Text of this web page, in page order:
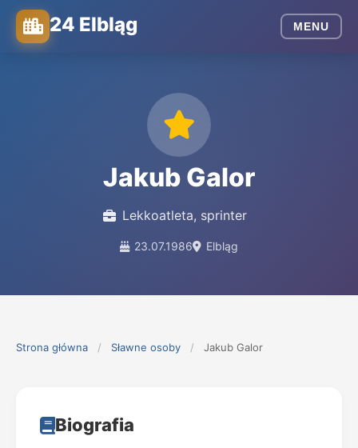
24 Elbląg MENU
Jakub Galor
Lekkoatleta, sprinter
23.07.1986 Elbląg
Strona główna / Sławne osoby / Jakub Galor
Biografia